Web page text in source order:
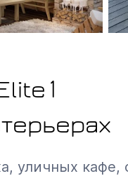
уличных кафе,